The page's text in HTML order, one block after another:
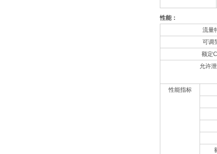
性能：
流量
可调
额定
允许
性能指标